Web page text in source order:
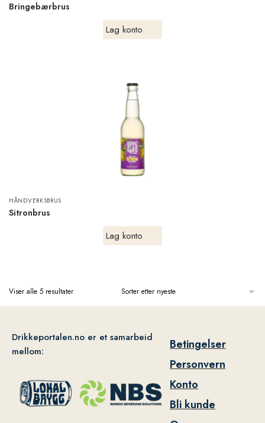
Bringebærbrus
Lag konto
HÅNDVERKSBRUS
Sitronbrus
Lag konto
Viser alle 5 resultater
Drikkeportalen.no er et samarbeid
mellom:
Betingelser
Personvern
Konto
Bli kunde